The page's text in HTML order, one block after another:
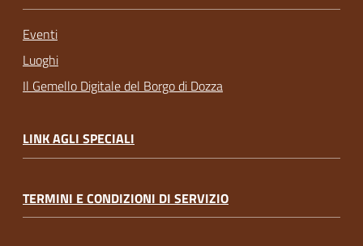
Eventi
Luoghi
Il Gemello Digitale del Borgo di Dozza
LINK AGLI SPECIALI
TERMINI E CONDIZIONI DI SERVIZIO